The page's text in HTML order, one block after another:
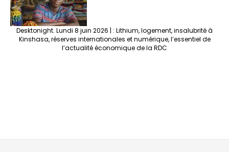
Desktonight. Lundi 8 juin 2026 | : Lithium, logement, insalubrité à
Kinshasa, réserves internationales et numérique, l’essentiel de
l’actualité économique de la RDC